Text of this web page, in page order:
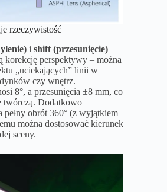
rzeczywistość
i shift (przesunięcie)
korekcję perspektywy – można
„uciekających” linii w
czy wnętrz.
8°, a przesunięcia ±8 mm, co
twórczą. Dodatkowo
pełny obrót 360° (z wyjątkiem
można dostosować kierunek
sceny.